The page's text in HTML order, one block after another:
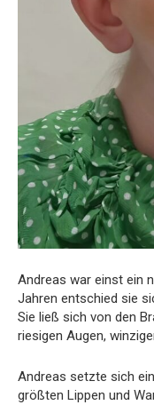
Andreas war einst ein
Jahren entschied sie
Sie ließ sich von den
riesigen Augen,
Andreas setzte sich
größten Lippen und